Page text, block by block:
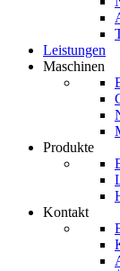
Leistungen
Maschinen
Produkte
Kontakt